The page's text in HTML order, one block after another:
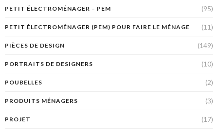
PETIT ÉLECTROMÉNAGER – PEM (95)
PETIT ÉLECTROMÉNAGER (PEM) POUR FAIRE LE MÉNAGE (11)
PIÈCES DE DESIGN (149)
PORTRAITS DE DESIGNERS (10)
POUBELLES (2)
PRODUITS MÉNAGERS (3)
PROJET (17)